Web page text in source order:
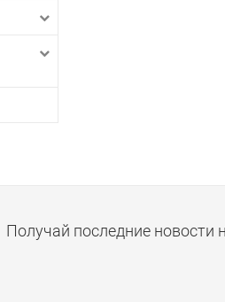
Получай последние новости